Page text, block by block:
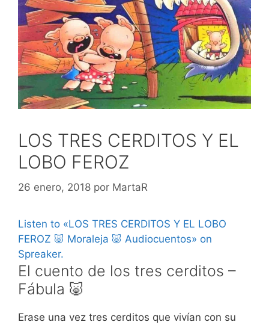
LOS TRES CERDITOS Y EL
LOBO FEROZ
26 enero, 2018 por MartaR
Listen to «LOS TRES CERDITOS Y EL LOBO
FEROZ 🐷 Moraleja 🐷 Audiocuentos» on
Spreaker.
El cuento de los tres cerditos –
Fábula 🐷
Erase una vez tres cerditos que vivían con su